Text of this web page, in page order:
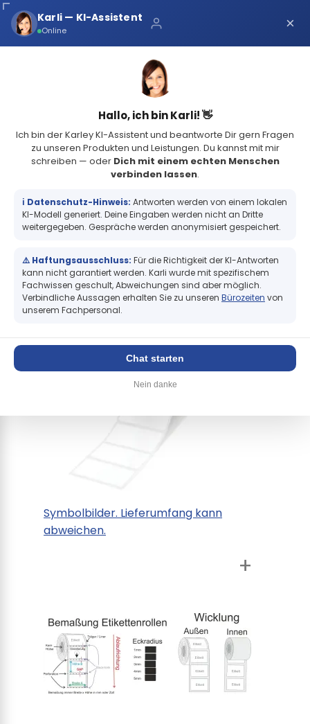
Über uns
Schnelle Lieferung
4.8(73 Bewertungen)
Zebra Z-Ultimate 3000T, Etikettenrolle, Kunststoff, 102x64mm, KD
Zebra Z-Ultimate 3000T, Etikettenrolle,
Kunststoff, 102x64mm, KD 76mm, AD
Symbolbilder. Lieferumfang kann
abweichen.
+
+
×
Karli — KI-Assistent
Online ×
Hallo, ich bin Karli! 👋
Ich bin der Karley KI-Assistent und beantworte Dir gern Fragen
zu unseren Produkten und Leistungen. Du kannst mit mir
schreiben — oder Dich mit einem echten Menschen
verbinden lassen.
ℹ️ Datenschutz-Hinweis: Antworten werden von einem lokalen
KI-Modell generiert. Deine Eingaben werden nicht an Dritte
weitergegeben. Gespräche werden anonymisiert gespeichert.
⚠️ Haftungsausschluss: Für die Richtigkeit der KI-Antworten
kann nicht garantiert werden. Karli wurde mit spezifischem
Fachwissen geschult, Abweichungen sind aber möglich.
Verbindliche Aussagen erhalten Sie zu unseren Bürozeiten von
unserem Fachpersonal.
Chat starten
Nein danke